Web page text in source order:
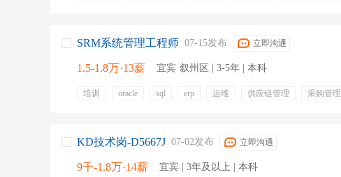
SRM系统管理工程师 07-15发布 立即沟通
1.5-1.8万·13薪 宜宾·叙州区 | 3-5年 | 本科
培训 oracle sql erp 运维 供应链管理 采购管理
KD技术岗-D5667J 07-02发布 立即沟通
9千-1.8万·14薪 宜宾 | 3年及以上 | 本科